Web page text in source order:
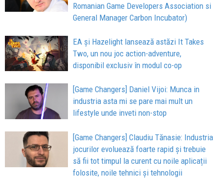
Romanian Game Developers Association si
General Manager Carbon Incubator)
EA și Hazelight lansează astăzi It Takes
Two, un nou joc action-adventure,
disponibil exclusiv în modul co-op
[Game Changers] Daniel Vijoi: Munca in
industria asta mi se pare mai mult un
lifestyle unde inveti non-stop
[Game Changers] Claudiu Tănasie: Industria
jocurilor evoluează foarte rapid și trebuie
să fii tot timpul la curent cu noile aplicații
folosite, noile tehnici și tehnologii